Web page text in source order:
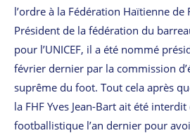
l’ordre à la Fédération Haïtienne de
Président de la fédération du
pour l’UNICEF, il a été nommé
février dernier par la commission
suprême du foot. Tout cela après
la FHF Yves Jean-Bart ait été
footballistique l’an dernier pour